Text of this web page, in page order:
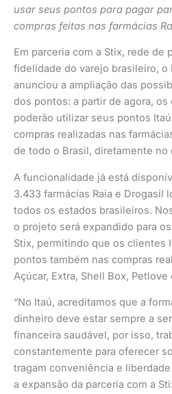
usar seus pontos para pagar
compras feitas nas farmácias
Em parceria com a Stix, rede de
fidelidade do varejo brasileiro, o
anunciou a ampliação das
dos pontos: a partir de agora,
poderão utilizar seus pontos
compras realizadas nas
de todo o Brasil, diretamente no
A funcionalidade já está
3.433 farmácias Raia e Drogasil
todos os estados brasileiros.
o projeto será expandido para
Stix, permitindo que os clientes
pontos também nas compras
Açúcar, Extra, Shell Box, Petlove
“No Itaú, acreditamos que a
dinheiro deve estar sempre a
financeira saudável, por isso,
constantemente para oferecer
tragam conveniência e
a expansão da parceria com a